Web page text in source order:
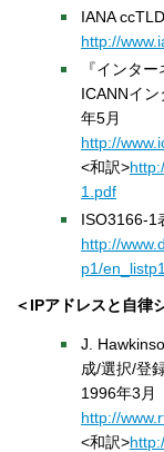
IANA
http://
『インタ
ICANNイ
年5月
http://
<和訳>
1.pdf
ISO3166-1
http://
p1/
＜IPアドレスと自律
J.
成/選択/登
1996年3月
http://
<和訳>